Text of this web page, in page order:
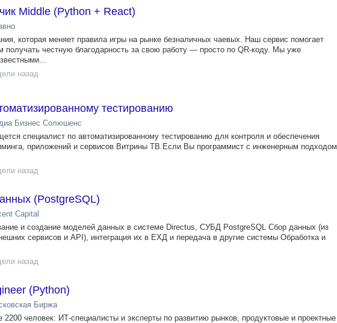
Middle (Python + React)
которая меняет правила игры на рынке безналичных чаевых. Наш сервис помогает
получать честную благодарность за свою работу — просто по QR-коду. Мы уже
назад
тестированию
Бизнес Солюшенс
специалист по автоматизированному тестированию для контроля и обеспечения
приложений и сервисов Витрины ТВ.Если Вы программист с инженерным подходом
назад
(PostgreSQL)
Capital
и создание моделей данных в системе Directus, СУБД PostgreSQL Сбор данных (из
сервисов и API), интеграция их в ЕХД и передача в другие системы Обработка и
назад
(Python)
Биржа
человек: ИТ-специалисты и эксперты по развитию рынков, продуктовые и проектные